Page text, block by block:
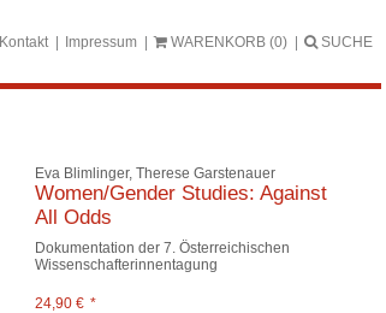
Kontakt Impressum WARENKORB (0) SUCHE
Eva Blimlinger, Therese Garstenauer
Women/Gender Studies: Against
All Odds
Dokumentation der 7. Österreichischen
Wissenschafterinnentagung
24,90 € *